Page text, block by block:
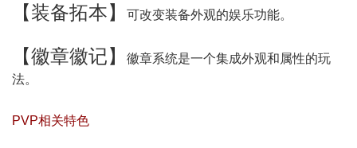
【装备拓本】 可改变装备外观的娱乐功能。
【徽章徽记】
徽章系统是一个集成外观和属性的玩
法。
PVP相关特色